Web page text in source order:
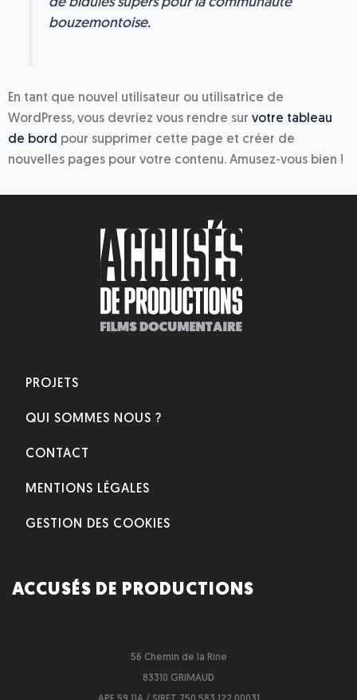
de bidules supers pour la communauté
bouzemontoise.
En tant que nouvel utilisateur ou utilisatrice de
WordPress, vous devriez vous rendre sur votre tableau
de bord pour supprimer cette page et créer de
nouvelles pages pour votre contenu. Amusez-vous bien !
PROJETS
QUI SOMMES NOUS ?
CONTACT
MENTIONS LÉGALES
GESTION DES COOKIES
ACCUSÉS DE PRODUCTIONS
56 Chemin de la Rine
83310 GRIMAUD